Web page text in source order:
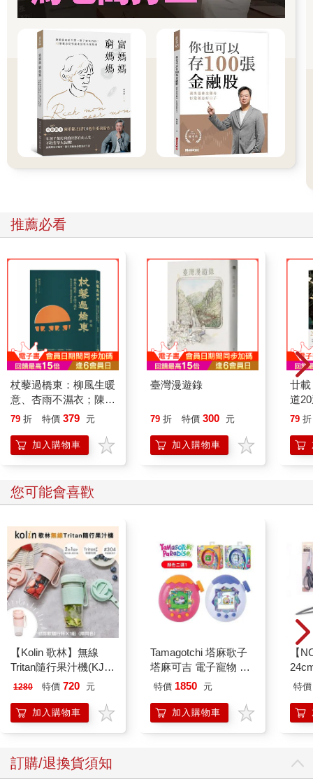
我：「下一個企劃的方向是？」
主管：「嗯……新生活。」
我：「目標族群大約落在哪裡？」
主管：「家庭主婦。」
我：「……」
類似對話簡直是家常便飯。他只表達了「針對家庭主婦的新生
活」，問題是，「新生活」的範圍這麼大，我該聚焦在哪？主婦
在什麼情境下會考慮這項產品？我完全一頭霧水。
當時，我曾對這些說話不清不楚的領導者感到憤怒，反思之後才
極其模糊，領導者只是「誤以為自己有說清楚」。
■世代隔閡並非「做不到」的藉口
近年來，企業對領導者的要求，已從單純的「達成目標」轉變為
「改善組織風氣」與「打造團隊」。過去那種藉由吆喝激勵、施
壓達標的領導方式已經行不通了。
當然，企業追求目標的初衷沒變，畢竟商業的最終目的就是提供
價值、創造利潤。然而現實情況是，團隊變得越來越難帶，連
「請達成目標」都需要一再強調。
常聽到的說法有「過去的常識不管用了」、「世代隔閡」、「價
值觀轉變」等……但根本原因只有一個：團隊並沒有真正達成共
識。
不明白組員的需求及想法。
不明白自己的需求及想法。
倘若價值觀不同就無法組隊，那跨國企業早該倒光了。世代差異
從古希臘時代就存在，並非當今時代才有的問題。缺乏共識的根
本原因和「世代」無關。重點在於，有無清晰理解彼此的想法。
■過去的正解與新世代的正解，都是「對的」
過去，領導者不需要把話說清楚，常搬出一句「用身體去記住感
覺」就能應付過關。當時的消費者需求單純，只要做出高規格的
產品就能勝出。
如今，情況不可同日而語。
人們常說「這是一個沒有標準答案（正解）的時代」；但我認
為，這是一個「正確答案爆增」的時代。過去的做法是「對
的」，年輕組員的想法也是「對的」，正因為答案太多，大家的
「正確」才會互相碰撞。
問題在於：領導者對於自己該往哪走、每天該做什麼、要求組員
解」到底是什麼。
每件事都模模糊糊——這才是最大的問題！
和標準，團隊才能朝著共同目標（一樣的正解）前進。
推薦必看
杖藜過橋東：柳風生暖
意、杏雨不濕衣；陳亮
恭談以心轉境的適齡漫
79 折 特價 379 元
加入購物車
臺灣漫遊錄
79 折 特價 300 元
加入購物車
廿
道
79 折
您可能會喜歡
【Kolin 歌林】無線
Tritan隨行果汁機(KJE-
MN502)
1280 特價 720 元
加入購物車
Tamagotchi 塔麻歌子
塔麻可吉 電子寵物 樂
園系列（熱帶橙果／極
特價 1850 元
加入購物車
【
特價
訂購/退換貨須知